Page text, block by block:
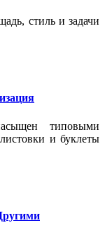
стиль и задачи
типовыми
и буклеты